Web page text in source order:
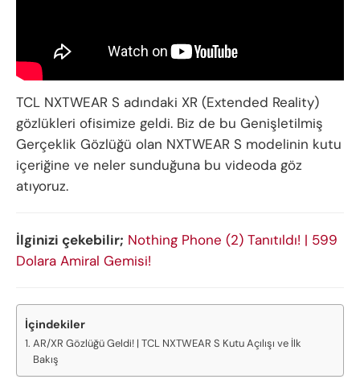
TCL NXTWEAR S adındaki XR (Extended Reality)
gözlükleri ofisimize geldi. Biz de bu Genişletilmiş
Gerçeklik Gözlüğü olan NXTWEAR S modelinin kutu
içeriğine ve neler sunduğuna bu videoda göz
atıyoruz.
İlginizi çekebilir; Nothing Phone (2) Tanıtıldı! | 599
Dolara Amiral Gemisi!
İçindekiler
AR/XR Gözlüğü Geldi! | TCL NXTWEAR S Kutu Açılışı ve İlk
Bakış